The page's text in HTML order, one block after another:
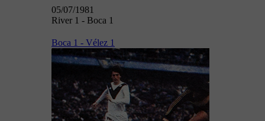
05/07/1981
River 1 - Boca 1
Boca 1 - Vélez 1